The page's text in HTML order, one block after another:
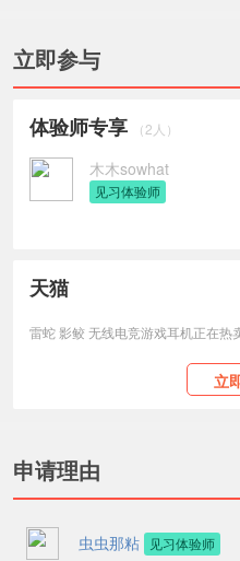
立即参与
体验师专享 （2人）
木木sowhat
见习体验师
天猫
雷蛇 影鲛 无线电竞游戏耳机正在热
立
申请理由
虫虫那粘 见习体验师